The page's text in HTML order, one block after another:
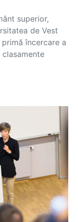
superior,
de Vest
încercare a